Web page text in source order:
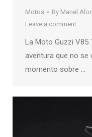
Motos By Manel
Leave a comment
La Moto Guzzi V85
aventura que no se
momento sobre …